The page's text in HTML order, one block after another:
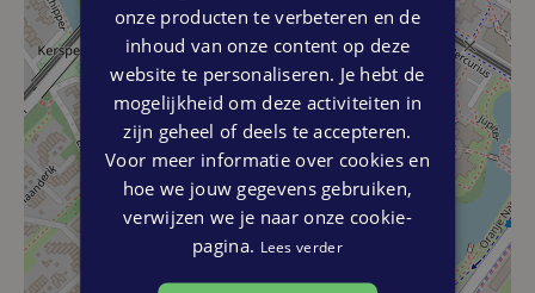
onze producten te verbeteren en de
inhoud van onze content op deze
website te personaliseren. Je hebt de
mogelijkheid om deze activiteiten in
zijn geheel of deels te accepteren.
Voor meer informatie over cookies en
hoe we jouw gegevens gebruiken,
verwijzen we je naar onze cookie-
pagina. Lees verder